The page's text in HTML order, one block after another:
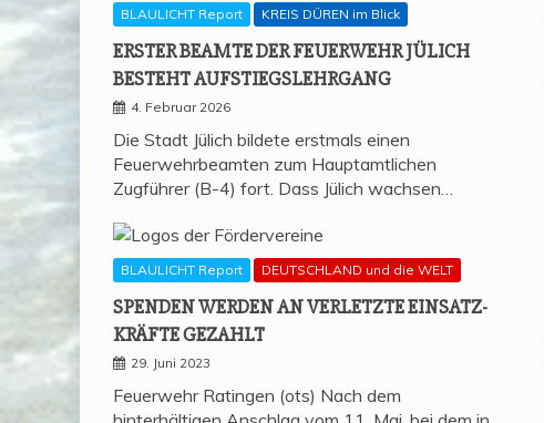
BLAULICHT Report KREIS DÜREN im Blick
ERS­TER BEAM­TE DER FEU­ER­WEHR JÜLICH
BESTEHT AUFSTIEGSLEHRGANG
4. Februar 2026
Die Stadt Jülich bildete erstmals einen
Feuerwehrbeamten zum Hauptamtlichen
Zugführer (B-4) fort. Dass Jülich wachsen…
BLAULICHT Report DEUTSCHLAND und die WELT
SPEN­DEN WER­DEN AN VER­LETZ­TE EIN­SATZ­
KRÄF­TE GEZAHLT
29. Juni 2023
Feuerwehr Ratingen (ots) Nach dem